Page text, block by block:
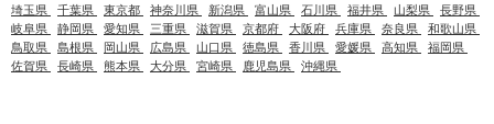
埼玉県
千葉県 東京都 神奈川県 新潟県 富山県 石川県 福井県 山梨県
長野県
岐阜県
静岡県 愛知県 三重県 滋賀県 京都府 大阪府 兵庫県 奈良県
和歌山県
鳥取県
島根県 岡山県 広島県 山口県 徳島県 香川県 愛媛県 高知県
福岡県
佐賀県
長崎県 熊本県 大分県 宮崎県 鹿児島県 沖縄県